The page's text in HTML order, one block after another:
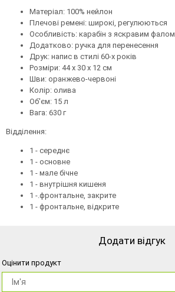
Матеріал: 100% нейлон
Плечові ремені: широкі, регулюються
Особливість: карабін з яскравим фалом
Додатково: ручка для перенесення
Друк: напис в стилі 60-х років
Розміри: 44 х 30 х 12 см
Шви: оранжево-червоні
Колір: олива
Об'єм: 15 л
Вага: 630 г
Відділення:
1 - середнє
1 - основне
1 - мале бічне
1 - внутрішня кишеня
1 -.фронтальне, закрите
1 - фронтальне, відкрите
Додати відгук
Оцінити продукт